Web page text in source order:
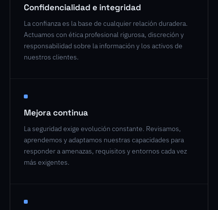
Confidencialidad e integridad
La confianza es la base de cualquier relación duradera.
Actuamos con ética profesional rigurosa, discreción y
responsabilidad sobre la información y los activos de
nuestros clientes.
Mejora continua
La seguridad exige evolución constante. Revisamos,
aprendemos y adaptamos nuestras capacidades para
responder a amenazas, requisitos y entornos cada vez
más exigentes.